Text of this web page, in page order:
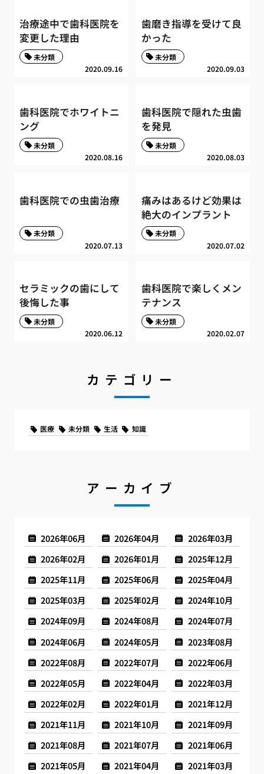
治療途中で歯科医院を
変更した理由
2020.09.16
未分類
歯磨き指導を受けて良
かった
2020.09.03
未分類
歯科医院でホワイトニ
ング
2020.08.16
未分類
歯科医院で隠れた虫歯
を発見
2020.08.03
未分類
歯科医院での虫歯治療
2020.07.13
未分類
痛みはあるけど効果は
絶大のインプラント
2020.07.02
未分類
セラミックの歯にして
後悔した事
2020.06.12
未分類
歯科医院で楽しくメン
テナンス
2020.02.07
未分類
カテゴリー
医療 未分類 生活 知識
アーカイブ
2026年06月 2026年04月
2026年03月
2026年02月
2026年01月
2025年12月
2025年11月
2025年06月
2025年04月
2025年03月
2025年02月
2024年10月
2024年09月
2024年08月
2024年07月
2024年06月
2024年05月
2023年08月
2022年08月
2022年07月
2022年06月
2022年05月
2022年04月
2022年03月
2022年02月
2022年01月
2021年12月
2021年11月
2021年10月
2021年09月
2021年08月
2021年07月
2021年06月
2021年05月
2021年04月 2021年03月